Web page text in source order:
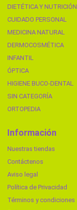
DIETÉTICA Y NUTRICIÓN
CUIDADO PERSONAL
MEDICINA NATURAL
DERMOCOSMÉTICA
INFANTIL
ÓPTICA
HIGIENE BUCO-DENTAL
SIN CATEGORÍA
ORTOPEDIA
Información
Nuestras tiendas
Contáctenos
Aviso legal
Política de Privacidad
Términos y condiciones